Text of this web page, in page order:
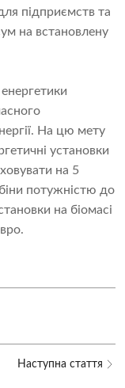
підприємств та
на встановлену
На цю мету
установки
на 5
потужністю до
на біомасі
Наступна стаття